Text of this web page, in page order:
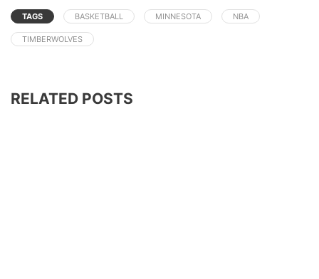
TAGS BASKETBALL MINNESOTA NBA
TIMBERWOLVES
RELATED POSTS